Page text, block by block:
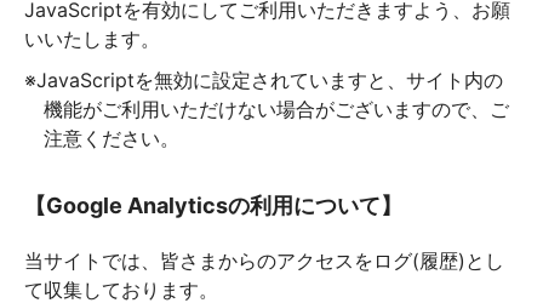
JavaScriptを有効にしてご利用いただきますよう、お願
いいたします。
※JavaScriptを無効に設定されていますと、サイト内の
機能がご利用いただけない場合がございますので、ご
注意ください。
【Google Analyticsの利用について】
当サイトでは、皆さまからのアクセスをログ(履歴)とし
て収集しております。